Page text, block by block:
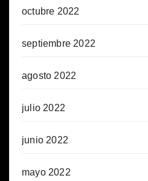
octubre 2022
septiembre 2022
agosto 2022
julio 2022
junio 2022
mayo 2022